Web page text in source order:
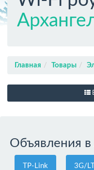
Главная Товары
Объявления в
TP-Link 3G/